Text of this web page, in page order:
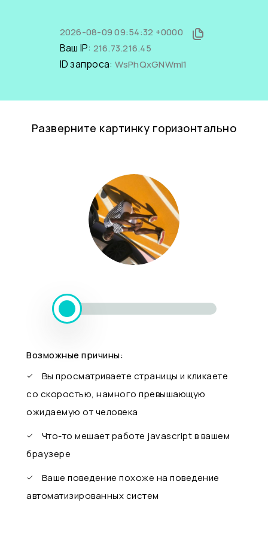
2026-08-09 09:54:32 +0000
Ваш IP: 216.73.216.45
ID запроса: WsPhQxGNWmI1
Разверните картинку горизонтально
Возможные причины:
Вы просматриваете страницы и кликаете
со скоростью, намного превышающую
ожидаемую от человека
Что-то мешает работе javascript в вашем
браузере
Ваше поведение похоже на поведение
автоматизированных систем